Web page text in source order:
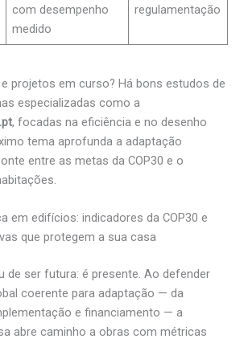
com desempenho
medido
regulamentação
projetos em curso? Há bons estudos de
especializadas como a
, focadas na eficiência e no desenho
tema aprofunda a adaptação
entre as metas da COP30 e o
em edifícios: indicadores da COP30 e
que protegem a sua casa
de ser futura: é presente. Ao defender
coerente para adaptação — da
e financiamento — a
abre caminho a obras com métricas